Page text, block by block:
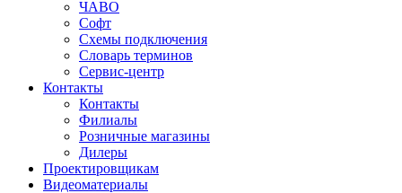
ЧАВО
Софт
Схемы подключения
Словарь терминов
Сервис-центр
Контакты
Контакты
Филиалы
Розничные магазины
Дилеры
Проектировщикам
Видеоматериалы